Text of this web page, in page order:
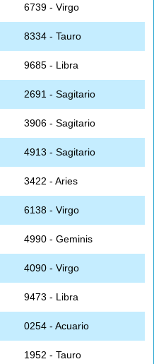
6739 - Virgo
8334 - Tauro
9685 - Libra
2691 - Sagitario
3906 - Sagitario
4913 - Sagitario
3422 - Aries
6138 - Virgo
4990 - Geminis
4090 - Virgo
9473 - Libra
0254 - Acuario
1952 - Tauro